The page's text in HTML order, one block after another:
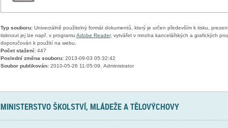
Typ souboru:Univerzálně použitelný formát dokumentů, který je určen především k tisku,
tisknout jej lze např. v programu Adobe Reader, vytvářet v mnoha kancelářských a grafických
doporučován k použití na webu.
Počet stažení:447
Poslední změna souboru:2013-09-03 05:32:42
Soubor publikován:2010-05-26 11:05:09, Administrator
MINISTERSTVO ŠKOLSTVÍ, MLÁDEŽE A TĚLOVÝCHOVY